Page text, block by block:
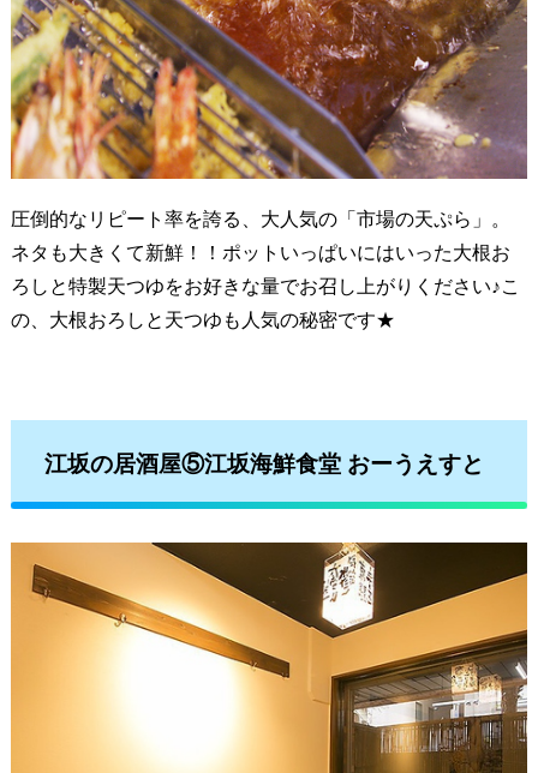
圧倒的なリピート率を誇る、大人気の「市場の天ぷら」。
ネタも大きくて新鮮！！ポットいっぱいにはいった大根お
ろしと特製天つゆをお好きな量でお召し上がりください♪こ
の、大根おろしと天つゆも人気の秘密です★
江坂の居酒屋⑤江坂海鮮食堂 おーうえすと